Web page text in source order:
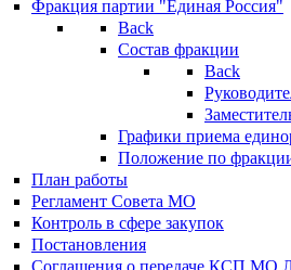
Фракция партии "Единая Россия"
Back
Состав фракции
Back
Графики приема
Положение по
План работы
Регламент Совета МО
Контроль в сфере закупок
Постановления
Соглашения о передаче КСП МО